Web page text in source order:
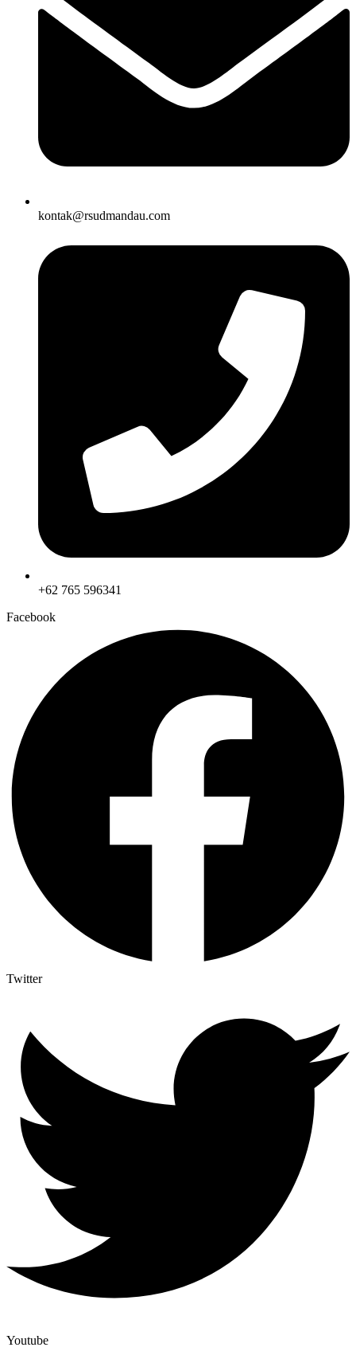
kontak@rsudmandau.com
+62 765 596341
Facebook
Twitter
Youtube